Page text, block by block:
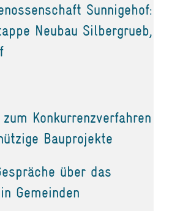
Sunnigehof:
Neubau Silbergrueb,
Konkurrenzverfahren
Bauprojekte
über das
Gemeinden